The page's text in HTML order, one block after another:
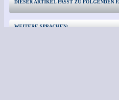
DIESER ARTIKEL PASST ZU FOLGENDEN
WEITERE SPRACHEN: